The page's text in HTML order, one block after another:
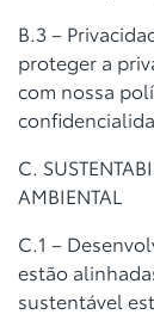
B.3 –
proteger a
com nossa
C.
AMBIENTAL
C.1 –
estão
sustentável